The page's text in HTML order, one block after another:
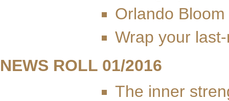
Orlando
Wrap your
NEWS ROLL 01/2016
The inner